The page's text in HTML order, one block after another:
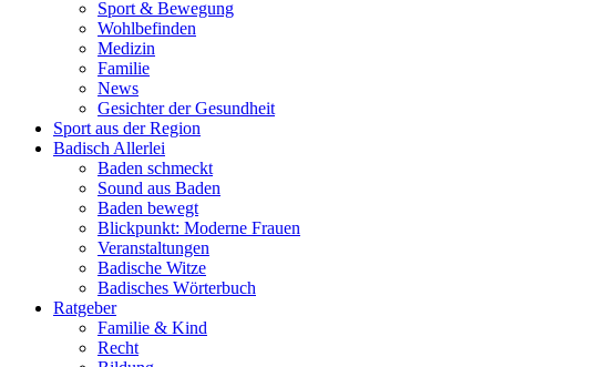
Sport & Bewegung
Wohlbefinden
Medizin
Familie
News
Gesichter der Gesundheit
Sport aus der Region
Badisch Allerlei
Baden schmeckt
Sound aus Baden
Baden bewegt
Blickpunkt: Moderne Frauen
Veranstaltungen
Badische Witze
Badisches Wörterbuch
Ratgeber
Familie & Kind
Recht